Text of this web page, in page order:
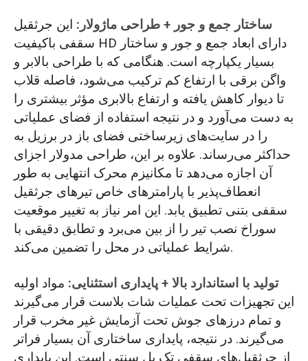
ساختار جمع و جور + طراحی ماژولار: این جرثقیل
سقفی باکیفیت HD دارای ابعاد جمع و جور و ساختار
بسیار یکپارچه است. هنگامی که با طراحی بالابر و
واگن برقی با ارتفاع کم ترکیب می‌شود، فاصله قلاب
تا دیوار کاهش یافته و ارتفاع بالابری مؤثر بیشتری را
به دست می‌آورد و در نتیجه استفاده از فضای عملیاتی
را در سایت‌های زیرساختی فضای باز در برزیل به
حداکثر می‌رساند. علاوه بر این، طراحی مدولار اجزای
آن اجازه می‌دهد تا مکانیزم محرک انتهایی به طور
انعطاف‌پذیر با پارامترهای خاص تیرهای جرثقیل
سقفی بتنی تطبیق یابد. این امر نیاز به تغییر موقعیت
سوراخ نصب تیر را از بین می‌برد و تطابق دقیقی با
شرایط عملیاتی در محل را تضمین می‌کند.
تولید با استاندارد بالا + پایداری استثنایی: مواد اولیه
این تجهیزات تحت عملیات شات بلاست قرار می‌گیرند
و تمام درزهای جوش تحت آزمایش غیر مخرب قرار
می‌گیرند. در نتیجه، پایداری ساختاری آن بسیار فراتر